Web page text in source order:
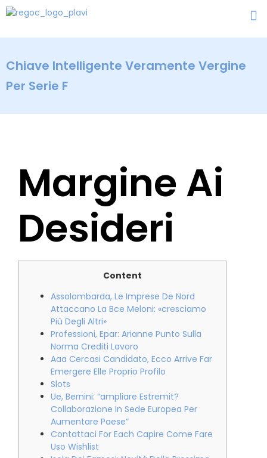
Chiave Intelligente Veramente Vergine
Per Serie F
Margine Ai
Desideri
Content
Assolombarda, Le Imprese De Nord
Attaccano La Bce Meloni: «cresciamo
Più Degli Altri»
Professioni, Epar: Arianne Punto Sulla
Norma Crediti Lavoro
Aaa Cercasi Candidato, Ecco Arrive Far
Emergere Elle Proprio Profilo
Slots
Ue, Bernini: “ampliare Estremit?
Collaborazione In Sede Europea Per
Aumentare Paese”
Contattaci For Each Capire Come Fare
Uso Wishlist